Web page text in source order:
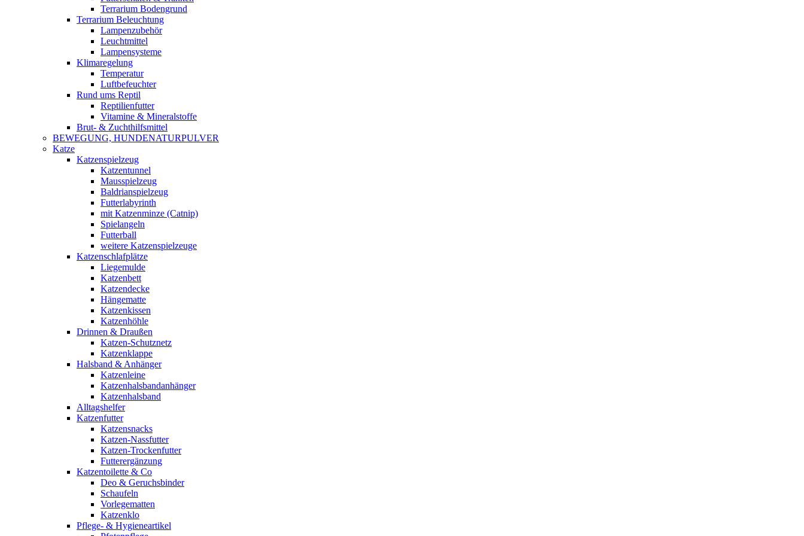
Terrarium Bodengrund
Terrarium Beleuchtung
Lampenzubehör
Leuchtmittel
Lampensysteme
Klimaregelung
Temperatur
Luftbefeuchter
Rund ums Reptil
Reptilienfutter
Vitamine & Mineralstoffe
Brut- & Zuchthilfsmittel
BEWEGUNG, HUNDENATURPULVER
Katze
Katzenspielzeug
Katzentunnel
Mausspielzeug
Baldrianspielzeug
Futterlabyrinth
mit Katzenminze (Catnip)
Spielangeln
Futterball
weitere Katzenspielzeuge
Katzenschlafplätze
Liegemulde
Katzenbett
Katzendecke
Hängematte
Katzenkissen
Katzenhöhle
Drinnen & Draußen
Katzen-Schutznetz
Katzenklappe
Halsband & Anhänger
Katzenleine
Katzenhalsbandanhänger
Katzenhalsband
Alltagshelfer
Katzenfutter
Katzensnacks
Katzen-Nassfutter
Katzen-Trockenfutter
Futterergänzung
Katzentoilette & Co
Deo & Geruchsbinder
Schaufeln
Vorlegematten
Katzenklo
Pflege- & Hygieneartikel